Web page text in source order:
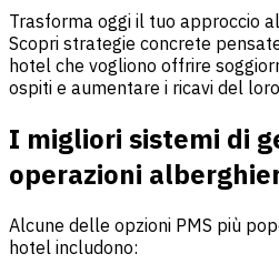
Trasforma oggi il tuo approccio
Scopri strategie concrete
hotel che vogliono offrire
ospiti e aumentare i ricavi del
I migliori sistemi di
operazioni
Alcune delle opzioni PMS più
hotel includono: